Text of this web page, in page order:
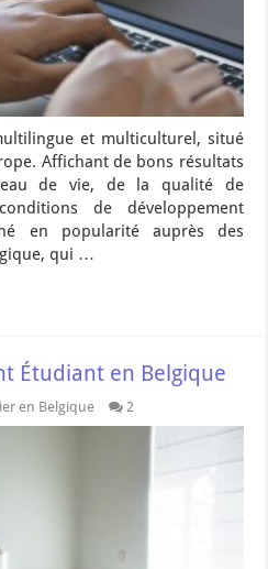
et multiculturel, situé
Affichant de bons résultats
de vie, de la qualité de
de développement
en popularité auprès des
qui …
Étudiant en Belgique
en Belgique 2